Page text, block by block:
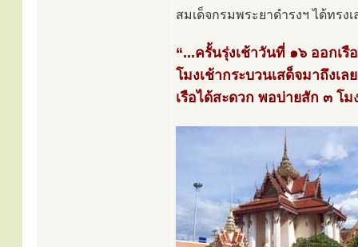
สมเด็จกรมพระยาดำรงฯ ได้ทรง
“...ครั้นรุ่งเช้าวันที่ ๑๖ ออกเ
โมงเช้ากระบวนเสด็จมาถึงเ
เรือได้สะดวก พอบ่ายสัก ๓ โ